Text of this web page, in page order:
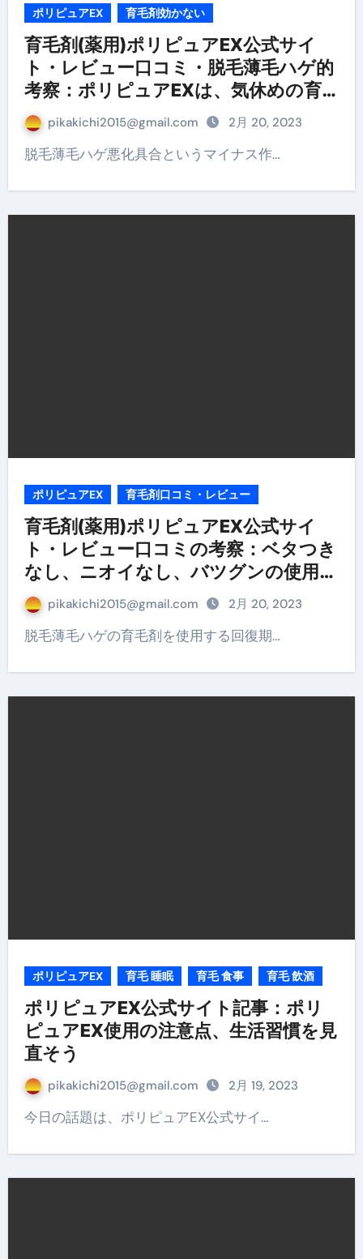
ポリピュアEX 育毛剤効かない
育毛剤(薬用)ポリピュアEX公式サイ
ト・レビュー口コミ・脱毛薄毛ハゲ的
考察：ポリピュアEXは、気休めの育
毛剤ではなかった!?
pikakichi2015@gmail.com 2月 20, 2023
脱毛薄毛ハゲ悪化具合というマイナス作…
ポリピュアEX 育毛剤口コミ・レビュー
育毛剤(薬用)ポリピュアEX公式サイ
ト・レビュー口コミの考察：ベタつき
なし、ニオイなし、バツグンの使用
感! pikakichi2015@gmail.com 2月 20, 2023
脱毛薄毛ハゲの育毛剤を使用する回復期…
ポリピュアEX 育毛 睡眠 育毛 食事 育毛 飲酒
ポリピュアEX公式サイト記事：ポリ
ピュアEX使用の注意点、生活習慣を見
直そう
pikakichi2015@gmail.com 2月 19, 2023
今日の話題は、ポリピュアEX公式サイ…